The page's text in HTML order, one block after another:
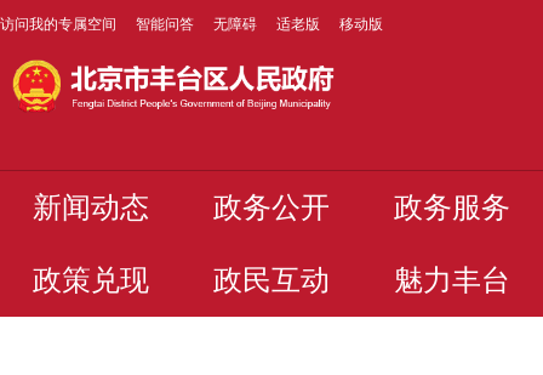
访问我的专属空间 智能问答 无障碍 适老版 移动版
新闻动态 政务公开 政务服务
政策兑现 政民互动 魅力丰台